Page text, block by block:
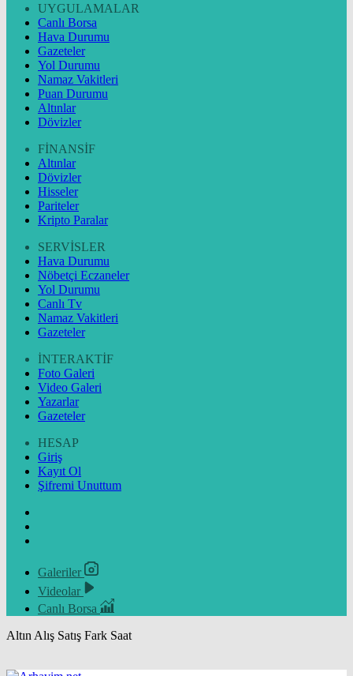
UYGULAMALAR
Canlı Borsa
Hava Durumu
Gazeteler
Yol Durumu
Namaz Vakitleri
Puan Durumu
Altınlar
Dövizler
FİNANSİF
Altınlar
Dövizler
Hisseler
Pariteler
Kripto Paralar
SERVİSLER
Hava Durumu
Nöbetçi Eczaneler
Yol Durumu
Canlı Tv
Namaz Vakitleri
Gazeteler
İNTERAKTİF
Foto Galeri
Video Galeri
Yazarlar
Gazeteler
HESAP
Giriş
Kayıt Ol
Şifremi Unuttum
Galeriler
Videolar
Canlı Borsa
Altın Alış Satış Fark Saat